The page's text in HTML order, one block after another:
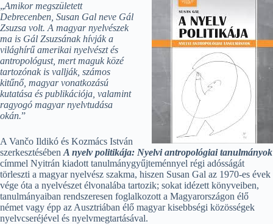
„Amikor megszületett
Debrecenben, Susan Gal neve Gál
Zsuzsa volt. A magyar nyelvészek
ma is Gál Zsuzsának hívják a
világhírű amerikai nyelvészt és
antropológust, mert maguk közé
tartozónak is vallják, számos
kitűnő, magyar vonatkozású
kutatása és publikációja, valamint
ragyogó magyar nyelvtudása
okán.”
A Vančo Ildikó és Kozmács István
szerkesztésében A nyelv politikája: Nyelvi antropológiai tanulmányok
címmel Nyitrán kiadott tanulmánygyűjteménnyel régi adósságát
törleszti a magyar nyelvész szakma, hiszen Susan Gal az 1970-es évek
vége óta a nyelvészet élvonalába tartozik; sokat idézett könyveiben,
tanulmányaiban rendszeresen foglalkozott a Magyarországon élő
német vagy épp az Ausztriában élő magyar kisebbségi közösségek
nyelvcseréjével és nyelvmegtartásával.